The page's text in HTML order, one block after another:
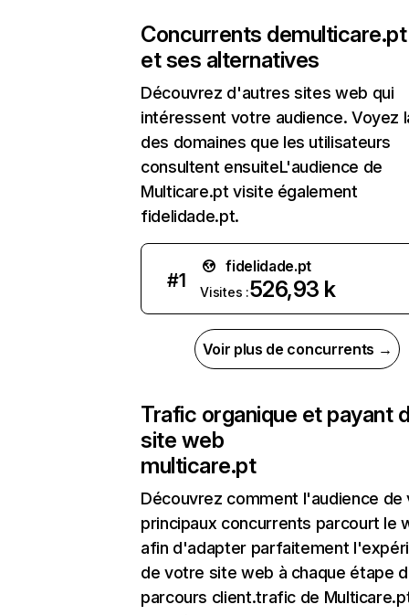
Concurrents demulticare.pt
et ses alternatives
Découvrez d'autres sites web qui
intéressent votre audience. Voyez
des domaines que les utilisateurs
consultent ensuiteL'audience de
Multicare.pt visite également
fidelidade.pt.
#1
fidelidade.pt
Visites :526,93 k
Voir plus de concurrents →
Trafic organique et payant
site web
multicare.pt
Découvrez comment l'audience de
principaux concurrents parcourt le
afin d'adapter parfaitement
de votre site web à chaque étape
parcours client.trafic de